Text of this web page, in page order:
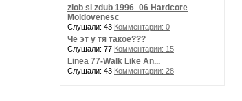
zlob si zdub 1996_06 Hardcore
Moldovenesc
Слушали: 43 Комментарии: 0
Че эт у тя такое???
Слушали: 77 Комментарии: 15
Linea 77-Walk Like An...
Слушали: 43 Комментарии: 28